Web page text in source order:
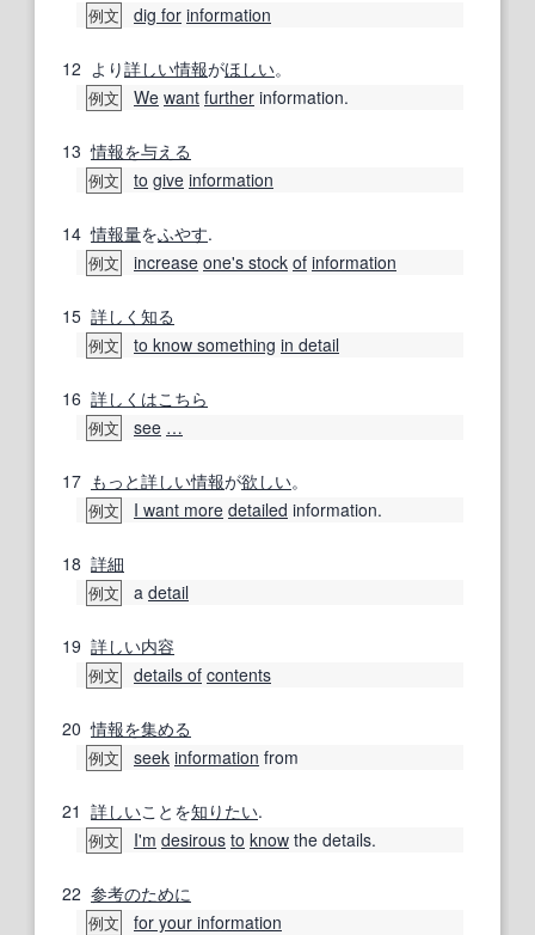
例文 dig for information
12 より詳しい情報がほしい。
例文 We want further information.
13 情報を与える
例文 to give information
14 情報量をふやす.
例文 increase one's stock of information
15 詳しく知る
例文 to know something in detail
16 詳しくはこちら
例文 see …
17 もっと詳しい情報が欲しい。
例文 I want more detailed information.
18 詳細
例文 a detail
19 詳しい内容
例文 details of contents
20 情報を集める
例文 seek information from
21 詳しいことを知りたい.
例文 I'm desirous to know the details.
22 参考のために
例文 for your information